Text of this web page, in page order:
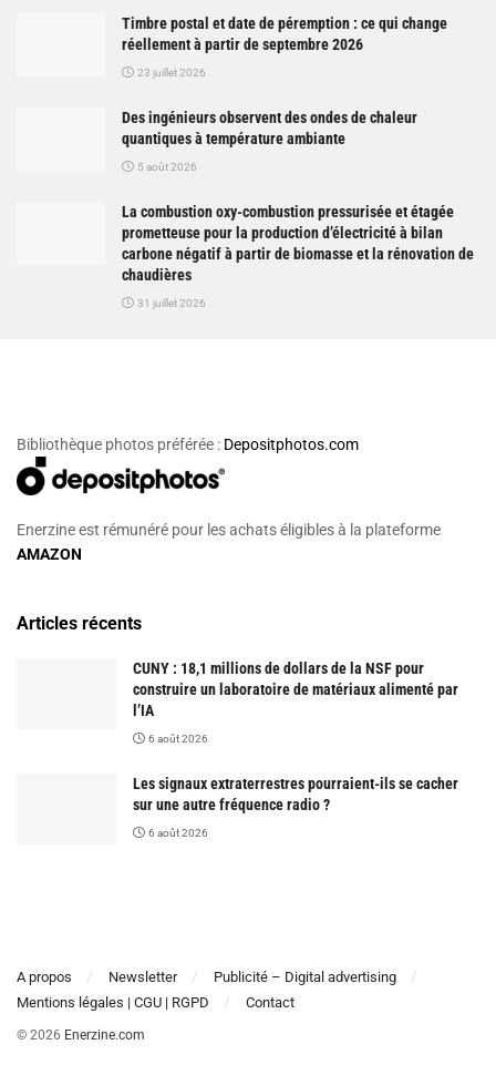
Timbre postal et date de péremption : ce qui change
réellement à partir de septembre 2026
23 juillet 2026
Des ingénieurs observent des ondes de chaleur
quantiques à température ambiante
5 août 2026
La combustion oxy-combustion pressurisée et étagée
prometteuse pour la production d’électricité à bilan
carbone négatif à partir de biomasse et la rénovation de
chaudières
31 juillet 2026
Bibliothèque photos préférée : Depositphotos.com
Enerzine est rémunéré pour les achats éligibles à la plateforme
AMAZON
Articles récents
CUNY : 18,1 millions de dollars de la NSF pour
construire un laboratoire de matériaux alimenté par
l’IA
6 août 2026
Les signaux extraterrestres pourraient-ils se cacher
sur une autre fréquence radio ?
6 août 2026
A propos Newsletter
Publicité – Digital advertising
Mentions légales | CGU | RGPD
Contact
© 2026 Enerzine.com